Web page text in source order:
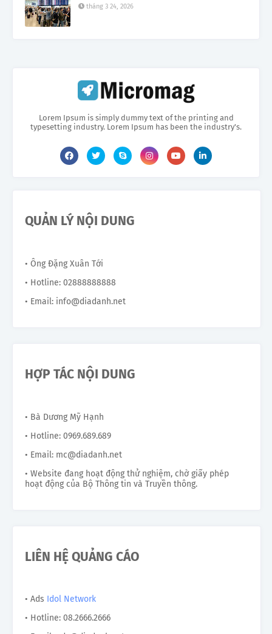
tháng 3 24, 2026
Lorem Ipsum is simply dummy text of the printing and
typesetting industry. Lorem Ipsum has been the industry's.
QUẢN LÝ NỘI DUNG
• Ông Đặng Xuân Tới
• Hotline: 02888888888
• Email: info@diadanh.net
HỢP TÁC NỘI DUNG
• Bà Dương Mỹ Hạnh
• Hotline: 0969.689.689
• Email: mc@diadanh.net
• Website đang hoạt động thử nghiệm, chờ giấy phép
hoạt động của Bộ Thông tin và Truyền thông.
LIÊN HỆ QUẢNG CÁO
• Ads Idol Network
• Hotline: 08.2666.2666